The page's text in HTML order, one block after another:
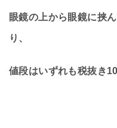
眼鏡の上から眼鏡に挟
り、
値段はいずれも税抜き